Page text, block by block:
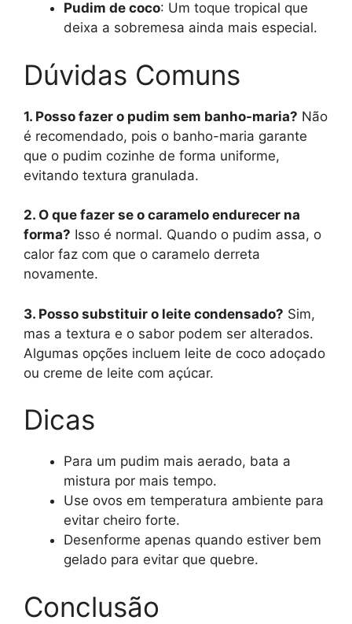
Pudim de coco: Um toque tropical que
deixa a sobremesa ainda mais especial.
Dúvidas Comuns
1. Posso fazer o pudim sem banho-maria? Não
é recomendado, pois o banho-maria garante
que o pudim cozinhe de forma uniforme,
evitando textura granulada.
2. O que fazer se o caramelo endurecer na
forma? Isso é normal. Quando o pudim assa, o
calor faz com que o caramelo derreta
novamente.
3. Posso substituir o leite condensado? Sim,
mas a textura e o sabor podem ser alterados.
Algumas opções incluem leite de coco adoçado
ou creme de leite com açúcar.
Dicas
Para um pudim mais aerado, bata a
mistura por mais tempo.
Use ovos em temperatura ambiente para
evitar cheiro forte.
Desenforme apenas quando estiver bem
gelado para evitar que quebre.
Conclusão